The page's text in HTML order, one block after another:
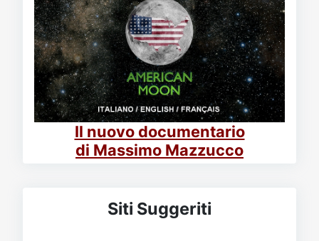
Il nuovo documentario
di Massimo Mazzucco
Siti Suggeriti